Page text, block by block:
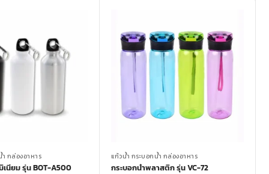
ำ กล่องอาหาร
เนียม รุ่น BOT-A500
แก้วน้ำ กระบอกน้ำ กล่องอาหาร
กระบอกน้ำพลาสติก รุ่น VC-72